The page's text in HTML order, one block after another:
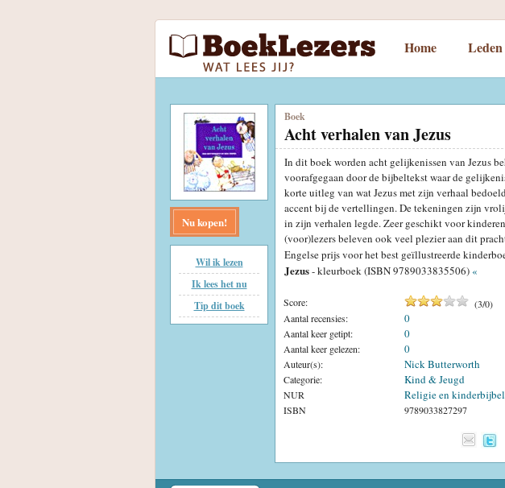
Home Leden
Nu kopen!
Wil ik lezen
Ik lees het nu
Tip dit boek
Boek
Acht verhalen van Jezus
In dit boek worden acht gelijkenissen van Jezus
voorafgegaan door de bijbeltekst waar de
korte uitleg van wat Jezus met zijn verhaal
accent bij de vertellingen. De tekeningen zijn
in zijn verhalen legde. Zeer geschikt voor
(voor)lezers beleven ook veel plezier aan dit
Engelse prijs voor het best geïllustreerde
Jezus- kleurboek (ISBN 9789033835506) «
Score: (3/0)
Aantal recensies:
0
Aantal keer getipt: 0
Aantal keer gelezen: 0
Auteur(s): Nick Butterworth
Categorie: Kind & Jeugd
NUR Religie en
ISBN 9789033827297